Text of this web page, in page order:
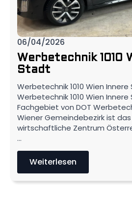
Werbetechnik 1010
Stadt
06/04/2026
Werbetechnik 1010 Wien
Werbetechnik 1010 Wien
Fachgebiet von DOT
Wiener Gemeindebezirk ist
wirtschaftliche Zentrum
…
Weiterlesen